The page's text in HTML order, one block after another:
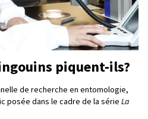
piquent-ils?
de recherche en entomologie,
posée dans le cadre de la série La